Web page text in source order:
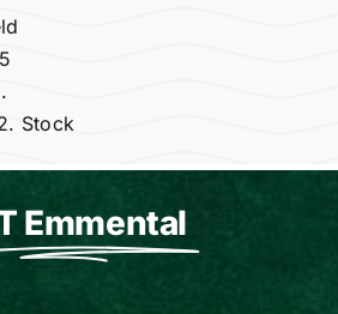
Stock
Emmental